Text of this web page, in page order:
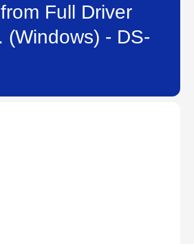
Full Driver
(Windows) - DS-